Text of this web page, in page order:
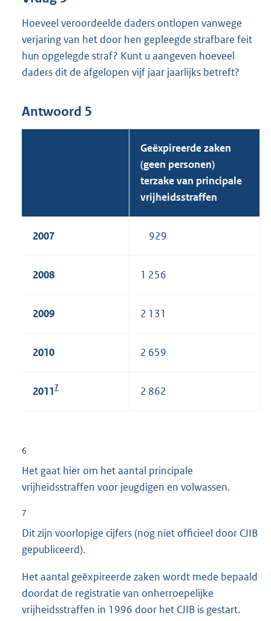
Hoeveel veroordeelde daders ontlopen vanwege
verjaring van het door hen gepleegde strafbare feit
hun opgelegde straf? Kunt u aangeven hoeveel
daders dit de afgelopen vijf jaar jaarlijks betreft?
Antwoord 5
Geëxpireerde zaken
(geen personen)
terzake van principale
vrijheidsstraffen
2007 929
2008 1 256
2009 2 131
2010 2 659
20117 2 862
6
Het gaat hier om het aantal principale
vrijheidsstraffen voor jeugdigen en volwassen.
7
Dit zijn voorlopige cijfers (nog niet officieel door CJIB
gepubliceerd).
Het aantal geëxpireerde zaken wordt mede bepaald
doordat de registratie van onherroepelijke
vrijheidsstraffen in 1996 door het CJIB is gestart.